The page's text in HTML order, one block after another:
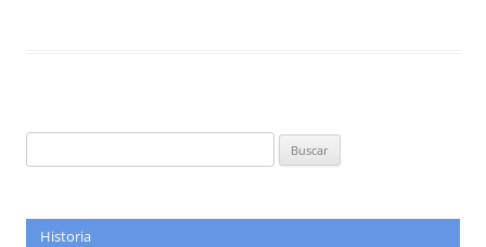
Historia